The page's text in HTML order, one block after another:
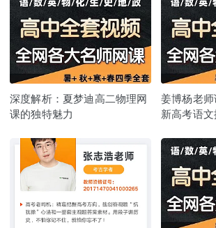
深度解析：夏梦迪高二物理网
课的独特魅力
姜博杨老师
新高考语